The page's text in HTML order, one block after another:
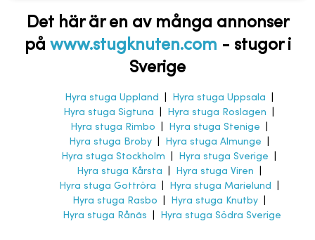
Det här är en av många annonser
på www.stugknuten.com - stugor i
Sverige
Hyra stuga Uppland Hyra stuga Uppsala
Hyra stuga Sigtuna
Hyra stuga Roslagen
Hyra stuga Rimbo
Hyra stuga Stenige
Hyra stuga Broby| Hyra stuga Almunge
Hyra stuga Stockholm
Hyra stuga Sverige
Hyra stuga Kårsta
Hyra stuga Viren
Hyra stuga Gottröra
Hyra stuga Marielund
Hyra stuga Rasbo
Hyra stuga Knutby|
Hyra stuga Rånäs
Hyra stuga Södra Sverige